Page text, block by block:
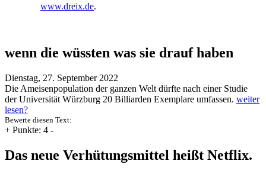
www.dreix.de.
wenn die wüssten was sie drauf haben
Dienstag, 27. September 2022
Die Ameisenpopulation der ganzen Welt dürfte nach einer Studie
der Universität Würzburg 20 Billiarden Exemplare umfassen. weiter
lesen?
Bewerte diesen Text:
+ Punkte: 4 -
Das neue Verhütungsmittel heißt Netflix.